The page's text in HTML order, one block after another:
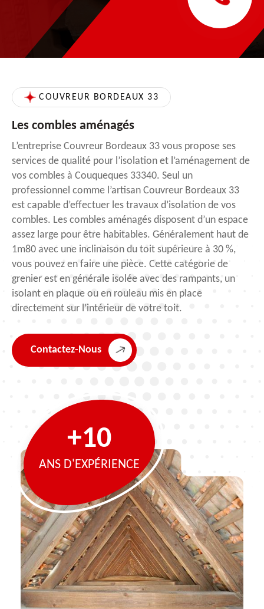
COUVREUR BORDEAUX 33
Les combles aménagés
L’entreprise Couvreur Bordeaux 33 vous propose ses
services de qualité pour l’isolation et l’aménagement de
vos combles à Couqueques 33340. Seul un
professionnel comme l’artisan Couvreur Bordeaux 33
est capable d’effectuer les travaux d’isolation de vos
combles. Les combles aménagés disposent d’un espace
assez large pour être habitables. Généralement haut de
1m80 avec une inclinaison du toit supérieure à 30 %,
vous pouvez en faire une pièce. Cette catégorie de
grenier est en générale isolée avec des rampants, un
isolant en plaque ou en rouleau mis en place
directement sur l’intérieur de votre toit.
Contactez-Nous
+10
ANS D'EXPÉRIENCE